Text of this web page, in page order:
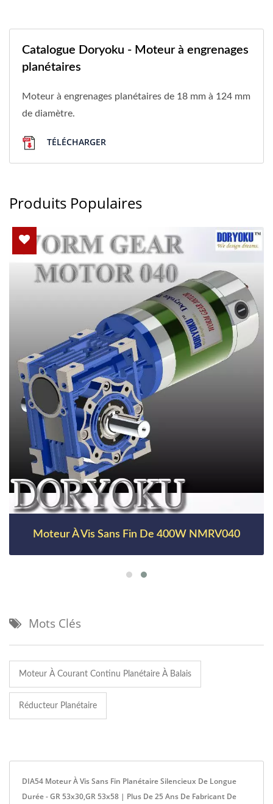
Catalogue Doryoku - Moteur à engrenages
planétaires
Moteur à engrenages planétaires de 18 mm à 124 mm
de diamètre.
TÉLÉCHARGER
Produits Populaires
Moteur À Vis Sans Fin De 400W NMRV040
Mots Clés
Moteur À Courant Continu Planétaire À Balais
Réducteur Planétaire
DIA54 Moteur À Vis Sans Fin Planétaire Silencieux De Longue
Durée - GR 53x30,GR 53x58 | Plus De 25 Ans De Fabricant De